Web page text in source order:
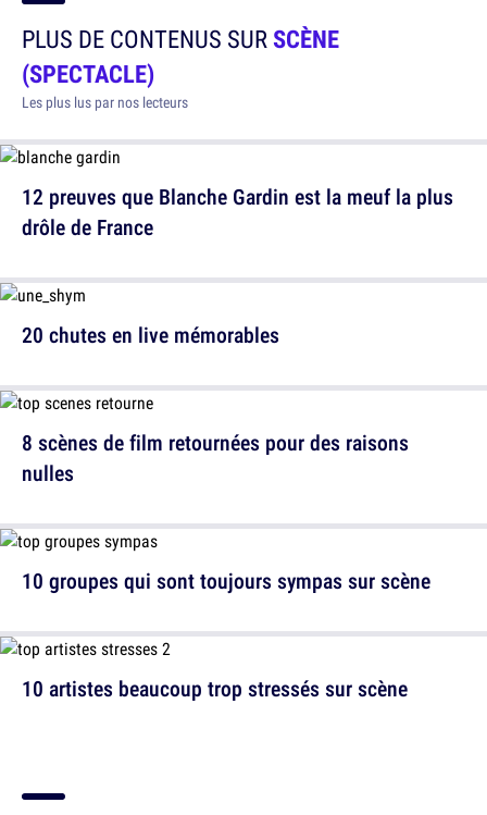
PLUS DE CONTENUS SURSCÈNE
(SPECTACLE)
Les plus lus par nos lecteurs
12 preuves que Blanche Gardin est la meuf la plus
drôle de France
8 scènes de film retournées pour des raisons
nulles
10 artistes beaucoup trop stressés sur scène
20 chutes en live mémorables
10 groupes qui sont toujours sympas sur scène